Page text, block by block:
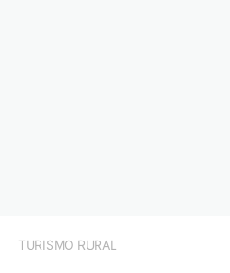
TURISMO RURAL